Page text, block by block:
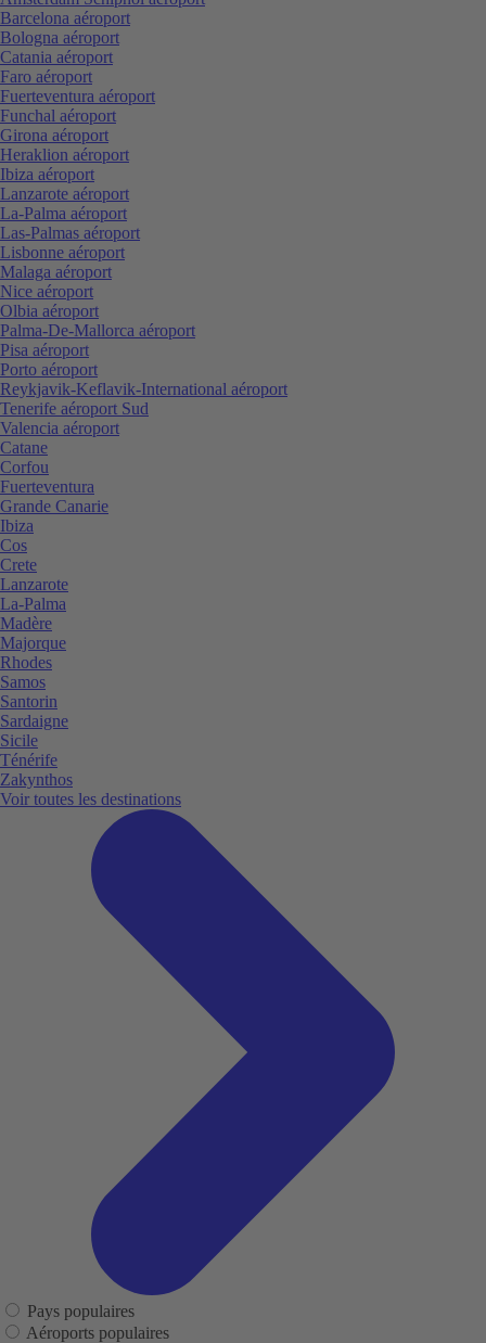
Barcelona aéroport
Bologna aéroport
Catania aéroport
Faro aéroport
Fuerteventura aéroport
Funchal aéroport
Girona aéroport
Heraklion aéroport
Ibiza aéroport
Lanzarote aéroport
La-Palma aéroport
Las-Palmas aéroport
Lisbonne aéroport
Malaga aéroport
Nice aéroport
Olbia aéroport
Palma-De-Mallorca aéroport
Pisa aéroport
Porto aéroport
Reykjavik-Keflavik-International aéroport
Tenerife aéroport Sud
Valencia aéroport
Catane
Corfou
Fuerteventura
Grande Canarie
Ibiza
Cos
Crete
Lanzarote
La-Palma
Madère
Majorque
Rhodes
Samos
Santorin
Sardaigne
Sicile
Ténérife
Zakynthos
Voir toutes les destinations
Pays populaires
Aéroports populaires